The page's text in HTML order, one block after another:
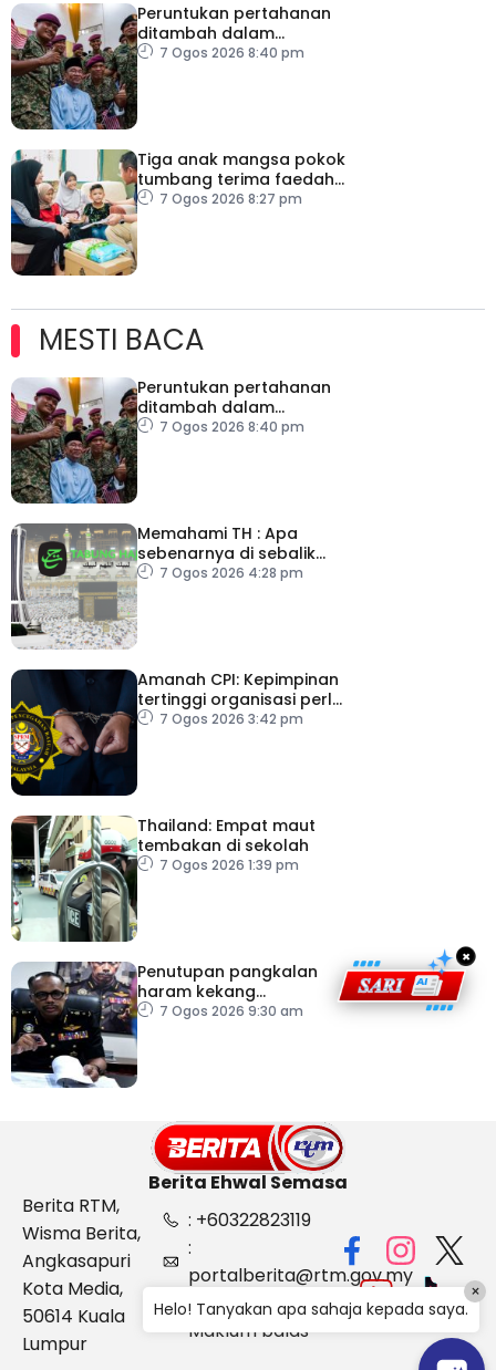
Peruntukan pertahanan
ditambah dalam
Belanjawan 2027
7 Ogos 2026 8:40 pm
Tiga anak mangsa pokok
tumbang terima faedah
LINDUNG 24 Jam
7 Ogos 2026 8:27 pm
MESTI BACA
Peruntukan pertahanan
ditambah dalam
Belanjawan 2027
7 Ogos 2026 8:40 pm
Memahami TH : Apa
sebenarnya di sebalik
angka
7 Ogos 2026 4:28 pm
Amanah CPI: Kepimpinan
tertinggi organisasi perlu
pacu reformasi radikal
7 Ogos 2026 3:42 pm
Thailand: Empat maut
tembakan di sekolah
7 Ogos 2026 1:39 pm
Penutupan pangkalan
haram kekang
penyeludupan di
7 Ogos 2026 9:30 am
×
Berita Ehwal Semasa
Berita RTM,
Wisma Berita,
Angkasapuri
Kota Media,
50614 Kuala
Lumpur
: +60322823119
:
portalberita@rtm.gov.my
: Aduan &
Maklum balas
Helo! Tanyakan apa sahaja kepada saya.
×